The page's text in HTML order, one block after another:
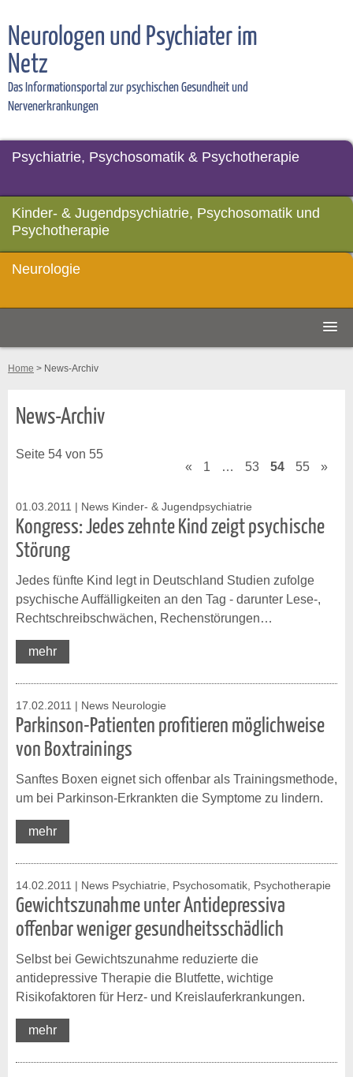
Neurologen und Psychiater im
Netz
Das Informationsportal zur psychischen Gesundheit und
Nervenerkrankungen
Psychiatrie, Psychosomatik & Psychotherapie
Kinder- & Jugendpsychiatrie, Psychosomatik und
Psychotherapie
Neurologie
Home > News-Archiv
News-Archiv
Seite 54 von 55
«
1 … 53 54 55 »
01.03.2011 | News Kinder- & Jugendpsychiatrie
Kongress: Jedes zehnte Kind zeigt psychische
Störung
Jedes fünfte Kind legt in Deutschland Studien zufolge
psychische Auffälligkeiten an den Tag - darunter Lese-,
Rechtschreibschwächen, Rechenstörungen…
mehr
17.02.2011 | News Neurologie
Parkinson-Patienten profitieren möglichweise
von Boxtrainings
Sanftes Boxen eignet sich offenbar als Trainingsmethode,
um bei Parkinson-Erkrankten die Symptome zu lindern.
mehr
14.02.2011 | News Psychiatrie, Psychosomatik, Psychotherapie
Gewichtszunahme unter Antidepressiva
offenbar weniger gesundheitsschädlich
Selbst bei Gewichtszunahme reduzierte die
antidepressive Therapie die Blutfette, wichtige
Risikofaktoren für Herz- und Kreislauferkrankungen.
mehr